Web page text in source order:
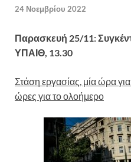
24 Νοεμβρίου 2022
Παρασκευή 25/11:
ΥΠΑΙΘ, 13.30
Στάση εργασίας, μία ώρα
ώρες για το ολοήμερο